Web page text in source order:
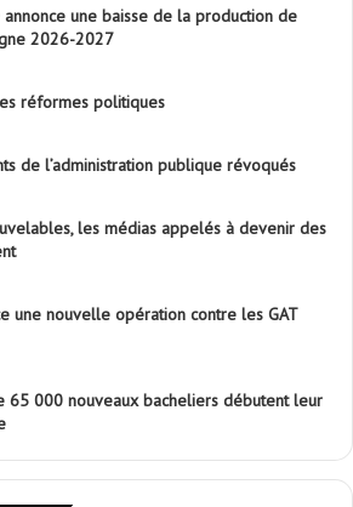
annonce une baisse de la production de
2026-2027
réformes politiques
de l’administration publique révoqués
les médias appelés à devenir des
une nouvelle opération contre les GAT
65 000 nouveaux bacheliers débutent leur